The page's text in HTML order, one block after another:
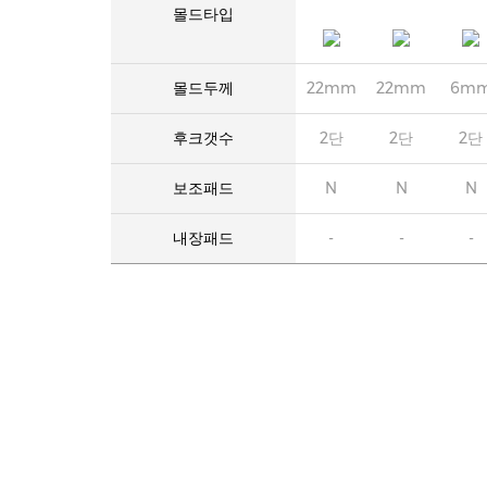
몰드타입
몰드두께 22mm 22mm
후크갯수 2단 2단 2단
보조패드 N N N
내장패드 - - -